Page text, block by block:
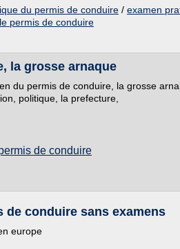
du permis de conduire / examen
permis de conduire
la grosse arnaque
du permis de conduire, la grosse
politique, la prefecture,
de conduire
de conduire sans examens
europe